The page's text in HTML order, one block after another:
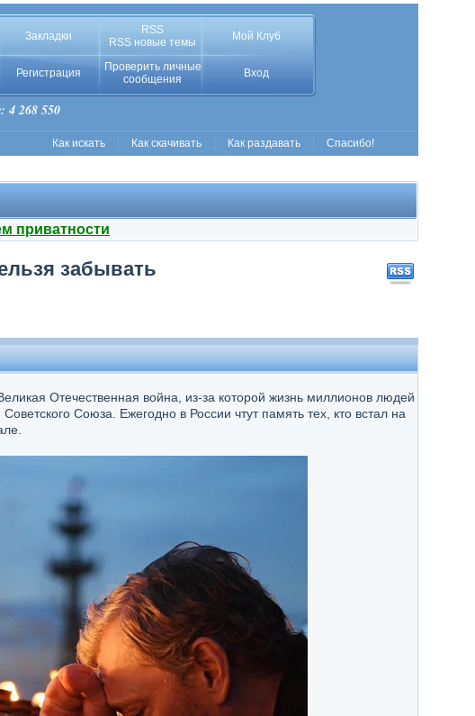
Закладки
RSS
RSS новые темы
Мой Клуб
Регистрация
Проверить личные
сообщения
Вход
4 268 550
Как искать Как скачивать Как раздавать Спасибо!
приватности
забывать
Отечественная война, из-за которой жизнь миллионов людей
Союза. Ежегодно в России чтут память тех, кто встал на